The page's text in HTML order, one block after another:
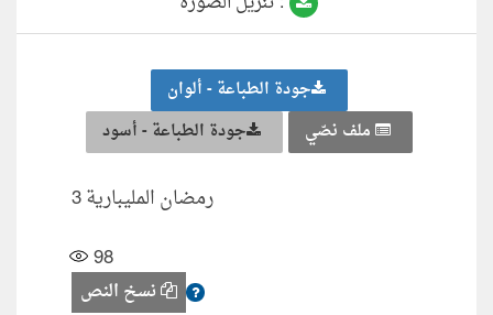
جودة الطباعة - ألوان
جودة الطباعة - أسود
رمضان المليبارية 3
98
نسخ النص